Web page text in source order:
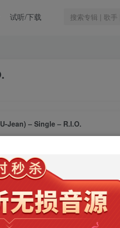
试听/下载
Jean) – Single – R.I.O.
免费